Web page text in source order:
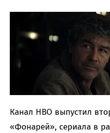
Канал HBO выпустил
«Фонарей», сериала в